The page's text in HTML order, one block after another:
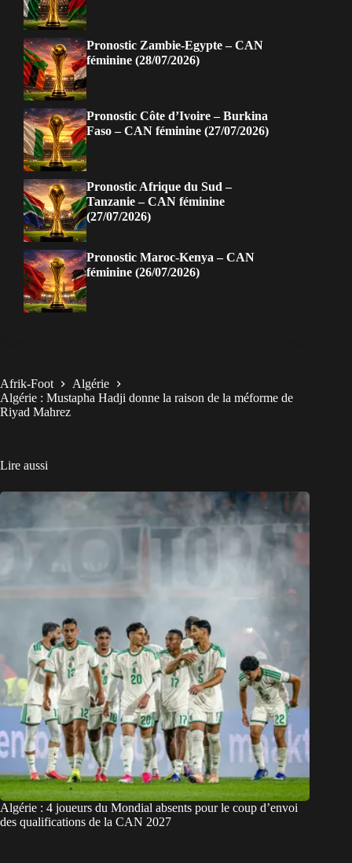
Pronostic Zambie-Egypte – CAN
féminine (28/07/2026)
Pronostic Côte d’Ivoire – Burkina
Faso – CAN féminine (27/07/2026)
Pronostic Afrique du Sud –
Tanzanie – CAN féminine
(27/07/2026)
Pronostic Maroc-Kenya – CAN
féminine (26/07/2026)
Afrik-Foot
Algérie
Algérie : Mustapha Hadji donne la raison de la méforme de
Riyad Mahrez
Lire aussi
Algérie : 4 joueurs du Mondial absents pour le coup d’envoi
des qualifications de la CAN 2027